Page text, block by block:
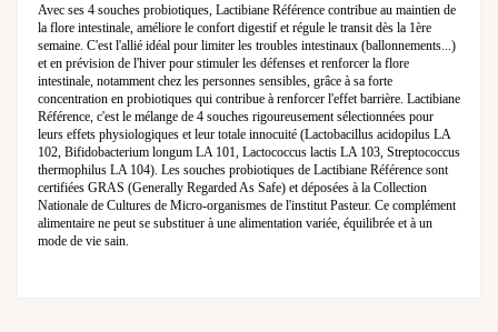
Avec ses 4 souches probiotiques, Lactibiane Référence contribue au maintien de
la flore intestinale, améliore le confort digestif et régule le transit dès la 1ère
semaine. C'est l'allié idéal pour limiter les troubles intestinaux (ballonnements...)
et en prévision de l'hiver pour stimuler les défenses et renforcer la flore
intestinale, notamment chez les personnes sensibles, grâce à sa forte
concentration en probiotiques qui contribue à renforcer l'effet barrière. Lactibiane
Référence, c'est le mélange de 4 souches rigoureusement sélectionnées pour
leurs effets physiologiques et leur totale innocuité (Lactobacillus acidopilus LA
102, Bifidobacterium longum LA 101, Lactococcus lactis LA 103, Streptococcus
thermophilus LA 104). Les souches probiotiques de Lactibiane Référence sont
certifiées GRAS (Generally Regarded As Safe) et déposées à la Collection
Nationale de Cultures de Micro-organismes de l'institut Pasteur. Ce complément
alimentaire ne peut se substituer à une alimentation variée, équilibrée et à un
mode de vie sain.